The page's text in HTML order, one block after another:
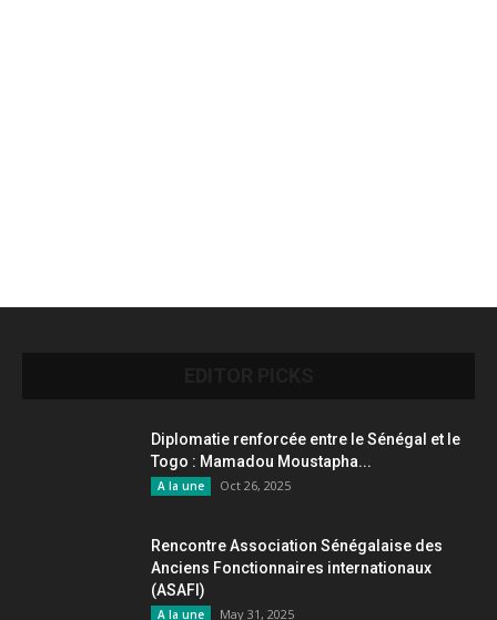
Diplomatie renforcée entre le Sénégal et le
Togo : Mamadou Moustapha...
A la une Oct 26, 2025
Rencontre Association Sénégalaise des
Anciens Fonctionnaires internationaux
(ASAFI)
A la une May 31, 2025